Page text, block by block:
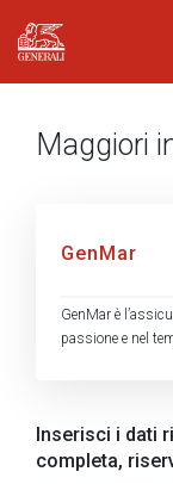
Generali logo
Maggiori
Inserisci i dati
completa,
GenMar
GenMar è
passione e nel